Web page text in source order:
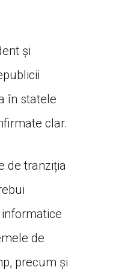
și
în statele
clar.
de tranziția
de
precum și